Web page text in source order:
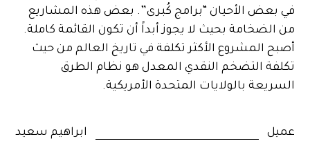
في بعض الأحيان “برامج كُبرى”. بعض هذه المشاريع
من الضخامة بحيث لا يجوز أبداً أن تكون القائمة كاملة.
أصبح المشروع الأكثر تكلفة في تاريخ العالم من حيث
تكلفة التضخم النقدي المعدل هو نظام الطرق
السريعة بالولايات المتحدة الأمريكية.
عميل ابراهيم سعيد